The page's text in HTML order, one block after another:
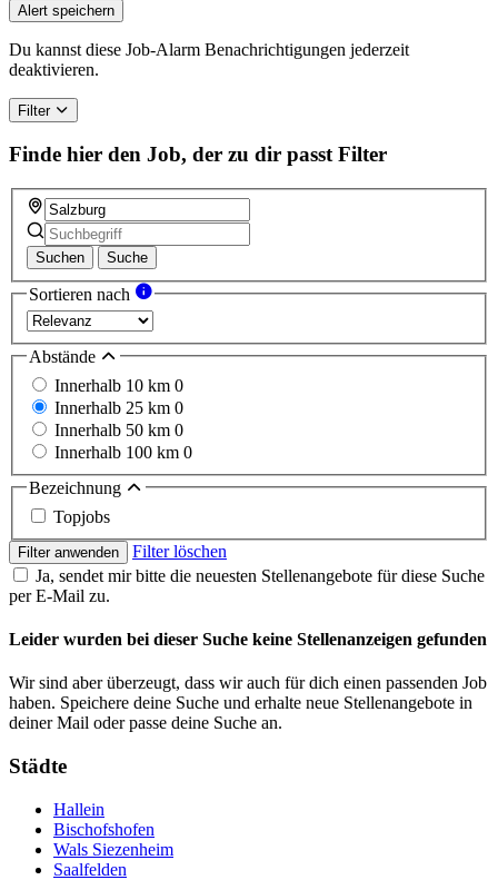
Alert speichern
Du kannst diese Job-Alarm Benachrichtigungen jederzeit
deaktivieren.
Filter
Finde hier den Job, der zu dir passt Filter
Suchen Suche
Sortieren nach
Abstände
Innerhalb 10 km 0
Innerhalb 25 km 0
Innerhalb 50 km 0
Innerhalb 100 km 0
Bezeichnung
Topjobs
Filter anwenden
Filter löschen
Ja, sendet mir bitte die neuesten Stellenangebote für diese Suche
per E-Mail zu.
Leider wurden bei dieser Suche keine Stellenanzeigen gefunden
Wir sind aber überzeugt, dass wir auch für dich einen passenden Job
haben. Speichere deine Suche und erhalte neue Stellenangebote in
deiner Mail oder passe deine Suche an.
Städte
Hallein
Bischofshofen
Wals Siezenheim
Saalfelden